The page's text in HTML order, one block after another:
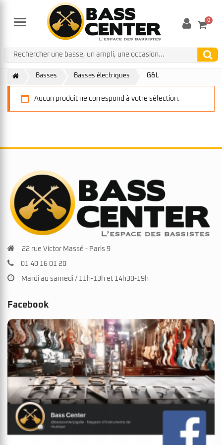
Menu 0
Basses Basses électriques G&L
Aucun produit ne correspond à votre sélection.
22 rue Victor Massé - Paris 9
01 40 16 01 20
Mardi au samedi / 11h-13h et 14h30-19h
Facebook